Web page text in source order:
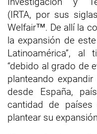
(IRTA, por sus
Welfair™. De allí la
la expansión de
Latinoamérica”, al
“debido al grado de
planteando
desde España,
cantidad de
plantear su